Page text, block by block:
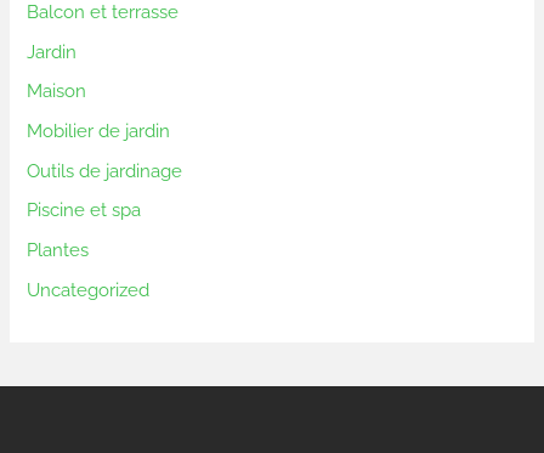
Balcon et terrasse
Jardin
Maison
Mobilier de jardin
Outils de jardinage
Piscine et spa
Plantes
Uncategorized